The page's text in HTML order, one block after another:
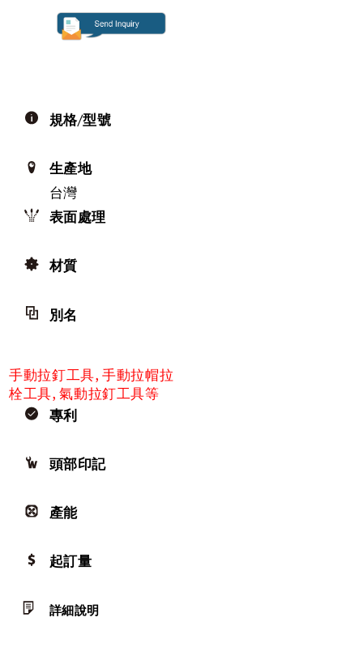
規格/型號
生產地
台灣
表面處理
材質
別名
手動拉釘工具, 手動拉帽拉
栓工具, 氣動拉釘工具等
專利
頭部印記
產能
起訂量
詳細說明